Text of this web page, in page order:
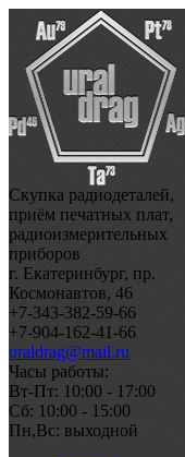
Скупка радиодеталей,
приём печатных плат,
радиоизмерительных
приборов
г. Екатеринбург, пр.
Космонавтов, 46
+7-343-382-59-66
+7-904-162-41-66
uraldrag@mail.ru
Часы работы:
Вт-Пт: 10:00 - 17:00
Сб: 10:00 - 15:00
Пн,Вс: выходной